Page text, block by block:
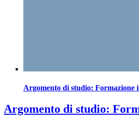
Argomento di studio: Formazione
Argomento di studio: